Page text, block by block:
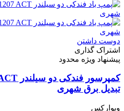
دوست داشتن
اشتراک گذاری
پیشنهاد ویژه محدود
تبدیل برق شهری
ویوارکس